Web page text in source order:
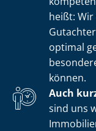
heißt:
optimal
können.
Auch
sind uns